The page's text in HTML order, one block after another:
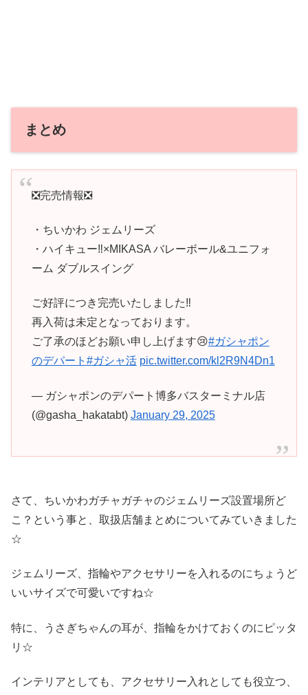
まとめ
❎完売情報❎
・ちいかわ ジェムリーズ
・ハイキュー‼︎×MIKASA バレーボール&ユニフォ
ーム ダブルスイング
ご好評につき完売いたしました‼️
再入荷は未定となっております。
ご了承のほどお願い申し上げます😢#ガシャポン
のデパート #ガシャ活 pic.twitter.com/kl2R9N4Dn1
— ガシャポンのデパート博多バスターミナル店
(@gasha_hakatabt) January 29, 2025
さて、ちいかわガチャガチャのジェムリーズ設置場所ど
こ？という事と、取扱店舗まとめについてみていきました
☆
ジェムリーズ、指輪やアクセサリーを入れるのにちょうど
いいサイズで可愛いですね☆
特に、うさぎちゃんの耳が、指輪をかけておくのにピッタ
リ☆
インテリアとしても、アクセサリー入れとしても役立つ、